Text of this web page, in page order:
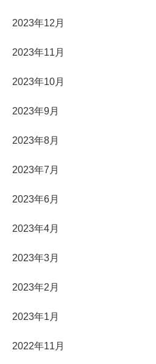
2023年12月
2023年11月
2023年10月
2023年9月
2023年8月
2023年7月
2023年6月
2023年4月
2023年3月
2023年2月
2023年1月
2022年11月